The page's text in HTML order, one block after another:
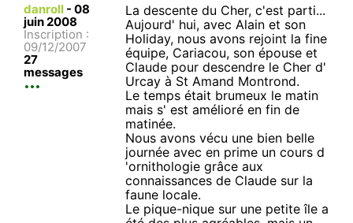
danroll - 08
juin 2008
Inscription :
09/12/2007
27
messages
La descente du Cher, c'est parti...
Aujourd' hui, avec Alain et son
Holiday, nous avons rejoint la fine
équipe, Cariacou, son épouse et
Claude pour descendre le Cher d'
Urcay à St Amand Montrond.
Le temps était brumeux le matin
mais s' est amélioré en fin de
matinée.
Nous avons vécu une bien belle
journée avec en prime un cours d
'ornithologie grâce aux
connaissances de Claude sur la
faune locale.
Le pique-nique sur une petite île a